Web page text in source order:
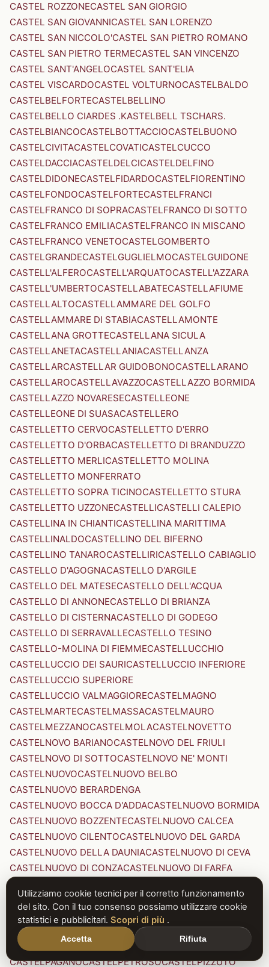
CASTEL ROZZONECASTEL SAN GIORGIO
CASTEL SAN GIOVANNICASTEL SAN LORENZO
CASTEL SAN NICCOLO'CASTEL SAN PIETRO ROMANO
CASTEL SAN PIETRO TERMECASTEL SAN VINCENZO
CASTEL SANT'ANGELOCASTEL SANT'ELIA
CASTEL VISCARDOCASTEL VOLTURNOCASTELBALDO
CASTELBELFORTECASTELBELLINO
CASTELBELLO CIARDES .KASTELBELL TSCHARS.
CASTELBIANCOCASTELBOTTACCIOCASTELBUONO
CASTELCIVITACASTELCOVATICASTELCUCCO
CASTELDACCIACASTELDELCICASTELDELFINO
CASTELDIDONECASTELFIDARDOCASTELFIORENTINO
CASTELFONDOCASTELFORTECASTELFRANCI
CASTELFRANCO DI SOPRACASTELFRANCO DI SOTTO
CASTELFRANCO EMILIACASTELFRANCO IN MISCANO
CASTELFRANCO VENETOCASTELGOMBERTO
CASTELGRANDECASTELGUGLIELMOCASTELGUIDONE
CASTELL'ALFEROCASTELL'ARQUATOCASTELL'AZZARA
CASTELL'UMBERTOCASTELLABATECASTELLAFIUME
CASTELLALTOCASTELLAMMARE DEL GOLFO
CASTELLAMMARE DI STABIACASTELLAMONTE
CASTELLANA GROTTECASTELLANA SICULA
CASTELLANETACASTELLANIACASTELLANZA
CASTELLARCASTELLAR GUIDOBONOCASTELLARANO
CASTELLAROCASTELLAVAZZOCASTELLAZZO BORMIDA
CASTELLAZZO NOVARESECASTELLEONE
CASTELLEONE DI SUASACASTELLERO
CASTELLETTO CERVOCASTELLETTO D'ERRO
CASTELLETTO D'ORBACASTELLETTO DI BRANDUZZO
CASTELLETTO MERLICASTELLETTO MOLINA
CASTELLETTO MONFERRATO
CASTELLETTO SOPRA TICINOCASTELLETTO STURA
CASTELLETTO UZZONECASTELLICASTELLI CALEPIO
CASTELLINA IN CHIANTICASTELLINA MARITTIMA
CASTELLINALDOCASTELLINO DEL BIFERNO
CASTELLINO TANAROCASTELLIRICASTELLO CABIAGLIO
CASTELLO D'AGOGNACASTELLO D'ARGILE
CASTELLO DEL MATESECASTELLO DELL'ACQUA
CASTELLO DI ANNONECASTELLO DI BRIANZA
CASTELLO DI CISTERNACASTELLO DI GODEGO
CASTELLO DI SERRAVALLECASTELLO TESINO
CASTELLO-MOLINA DI FIEMMECASTELLUCCHIO
CASTELLUCCIO DEI SAURICASTELLUCCIO INFERIORE
CASTELLUCCIO SUPERIORE
CASTELLUCCIO VALMAGGIORECASTELMAGNO
CASTELMARTECASTELMASSACASTELMAURO
CASTELMEZZANOCASTELMOLACASTELNOVETTO
CASTELNOVO BARIANOCASTELNOVO DEL FRIULI
CASTELNOVO DI SOTTOCASTELNOVO NE' MONTI
CASTELNUOVOCASTELNUOVO BELBO
CASTELNUOVO BERARDENGA
CASTELNUOVO BOCCA D'ADDACASTELNUOVO BORMIDA
CASTELNUOVO BOZZENTECASTELNUOVO CALCEA
CASTELNUOVO CILENTOCASTELNUOVO DEL GARDA
CASTELNUOVO DELLA DAUNIACASTELNUOVO DI CEVA
CASTELNUOVO DI CONZACASTELNUOVO DI FARFA
CASTELNUOVO DI PORTO CASTELNUOVO DON BOSCO
CASTELNUOVO MAGRACASTELNUOVO NIGRA
CASTELNUOVO PARANOCASTELNUOVO RANGONE
CASTELNUOVO SCRIVIA
CASTELNUOVO VAL DI CECINA
CASTELPAGANOCASTELPETROSOCASTELPIZZUTO
Utilizziamo cookie tecnici per il corretto funzionamento
del sito. Con il tuo consenso possiamo utilizzare cookie
statistici e pubblicitari. Scopri di più .
Accetta Rifiuta